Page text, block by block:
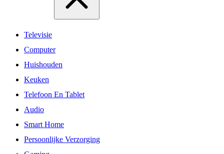
Televisie
Computer
Huishouden
Keuken
Telefoon En Tablet
Audio
Smart Home
Persoonlijke Verzorging